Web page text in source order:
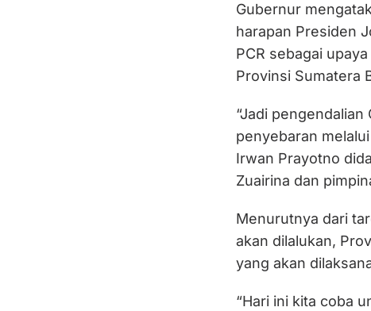
Gubernur
harapan Presiden
PCR sebagai
Provinsi Sumatera
“Jadi
penyebaran
Irwan Prayotno
Zuairina dan
Menurutnya dari
akan dilalukan,
yang akan
“Hari ini kita coba